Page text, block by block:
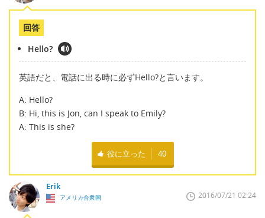
回答
Hello?
英語だと、電話に出る時に必ずHello?と言います。
A: Hello?
B: Hi, this is Jon, can I speak to Emily?
A: This is she?
役に立った 40
Erik
アメリカ合衆国 2016/07/21 02:24